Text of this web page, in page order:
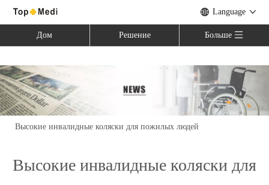
Language
Дом Решение Больше
Вы здесь: Дом Отраслевые новости »
Высокие инвалидные коляски для пожилых людей
Высокие инвалидные коляски для